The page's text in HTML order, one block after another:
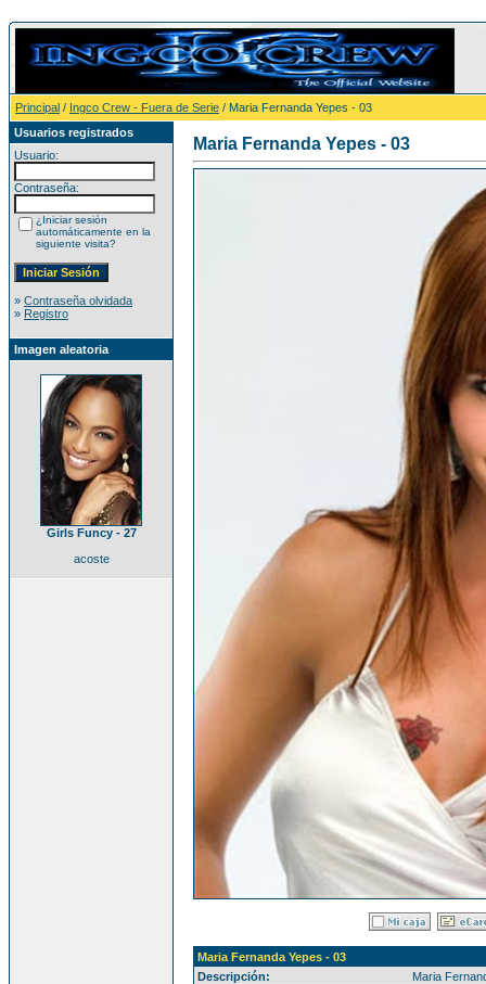
Principal / Ingco Crew - Fuera de Serie / Maria Fernanda Yepes - 03
Usuarios registrados
Usuario:
Contraseña:
¿Iniciar sesión
automáticamente en la
siguiente visita?
» Contraseña olvidada
» Registro
Imagen aleatoria
Girls Funcy - 27
acoste
Maria Fernanda Yepes - 03
Maria Fernanda Yepes - 03
Descripción:
Maria